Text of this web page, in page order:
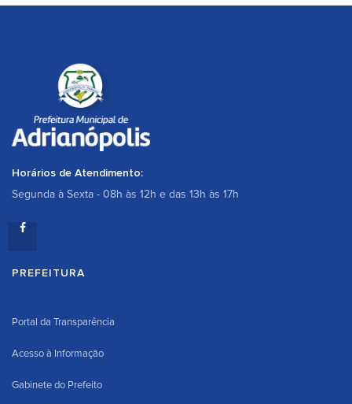
Horários de Atendimento:
Segunda à Sexta - 08h às 12h e das 13h às 17h
PREFEITURA
Portal da Transparência
Acesso à Informação
Gabinete do Prefeito